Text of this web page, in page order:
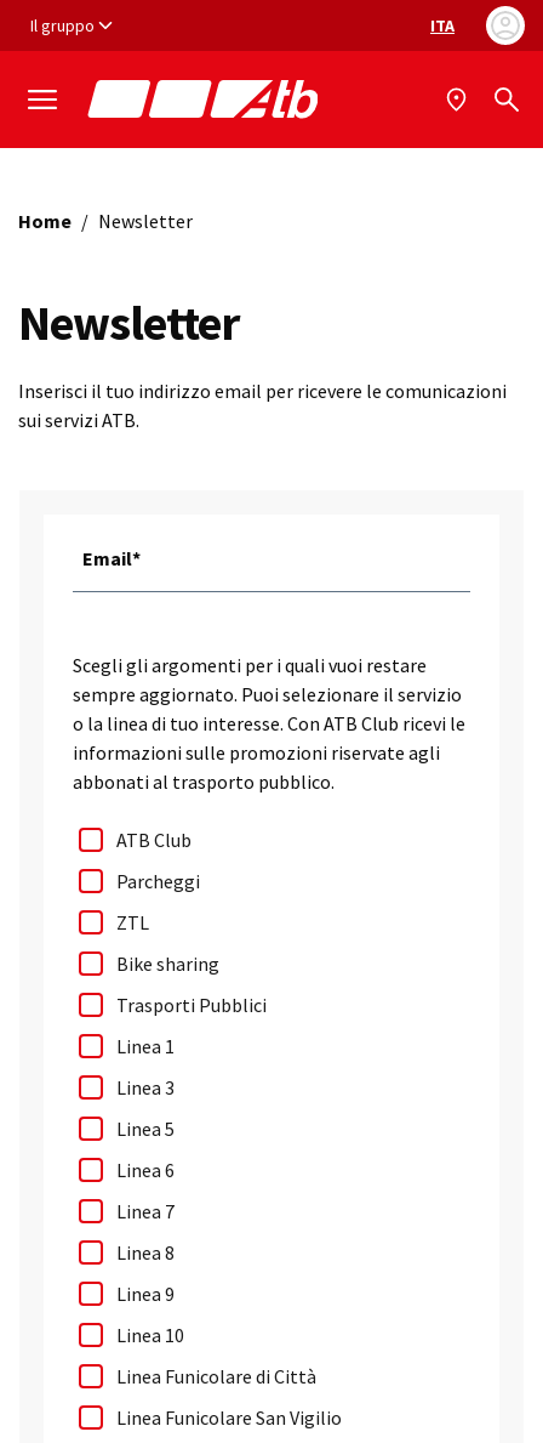
Vai ai contenuti
Vai al footer
Il gruppo Selezione
ITA
Home / Newsletter
Newsletter
Inserisci il tuo indirizzo email per ricevere le comunicazioni
sui servizi ATB.
Email*
Scegli gli argomenti per i quali vuoi restare
sempre aggiornato. Puoi selezionare il servizio
o la linea di tuo interesse. Con ATB Club ricevi le
informazioni sulle promozioni riservate agli
abbonati al trasporto pubblico.
ATB Club
Parcheggi
ZTL
Bike sharing
Trasporti Pubblici
Linea 1
Linea 3
Linea 5
Linea 6
Linea 7
Linea 8
Linea 9
Linea 10
Linea Funicolare di Città
Linea Funicolare San Vigilio